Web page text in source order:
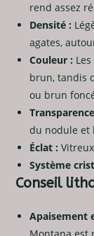
rend assez
Densité :
agates,
Couleur :
brun, tandis
ou brun
du nodule et
Éclat :
Système
Conseil
Apaisement